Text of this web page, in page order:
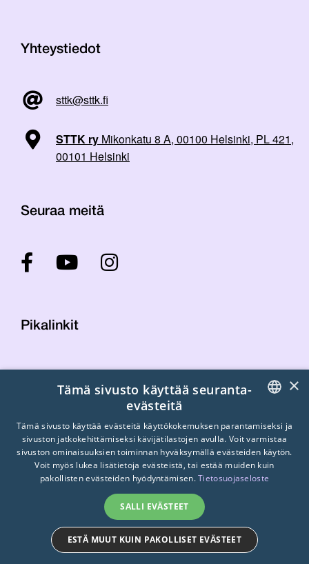
Yhteystiedot
sttk@sttk.fi
STTK ry Mikonkatu 8 A, 00100 Helsinki, PL 421,
00101 Helsinki
Seuraa meitä
Pikalinkit
Laskutustiedot
Tietosuojaseloste
Turvallisemman tilan periaatteet
© 2026 STTK. Made with ❤ byAvoin.Systems
FINNISH
SWEDISH
×
Tämä sivusto käyttää seuranta-
evästeitä
Tämä sivusto käyttää evästeitä käyttökokemuksen parantamiseksi ja
sivuston jatkokehittämiseksi kävijätilastojen avulla. Voit varmistaa
sivuston ominaisuuksien toiminnan hyväksymällä evästeiden käytön.
Voit myös lukea lisätietoja evästeistä, tai estää muiden kuin
pakollisten evästeiden hyödyntämisen.Tietosuojaseloste
SALLI EVÄSTEET
ESTÄ MUUT KUIN PAKOLLISET EVÄSTEET